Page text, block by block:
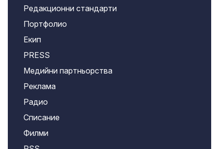
Редакционни стандарти
Портфолио
Екип
PRESS
Медийни партньорства
Реклама
Радио
Списание
Филми